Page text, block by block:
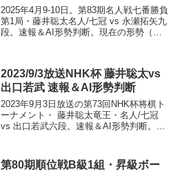
2025年4月9-10日。第83期名人戦七番勝負
第1局・藤井聡太名人/七冠 vs 永瀬拓矢九
段。速報＆AI形勢判断。現在の形勢（終
瀬）。第2局は4/29-30...
2023/9/3放送NHK杯 藤井聡太vs
出口若武 速報＆AI形勢判断
2023年9月3日放送の第73回NHK杯将棋ト
ーナメント・ 藤井聡太竜王・名人/七冠
vs 出口若武六段。速報＆AI形勢判断。現
＆AI一致率>>水匠5-Mate:16...
第80期順位戦B級1組・昇級ボー